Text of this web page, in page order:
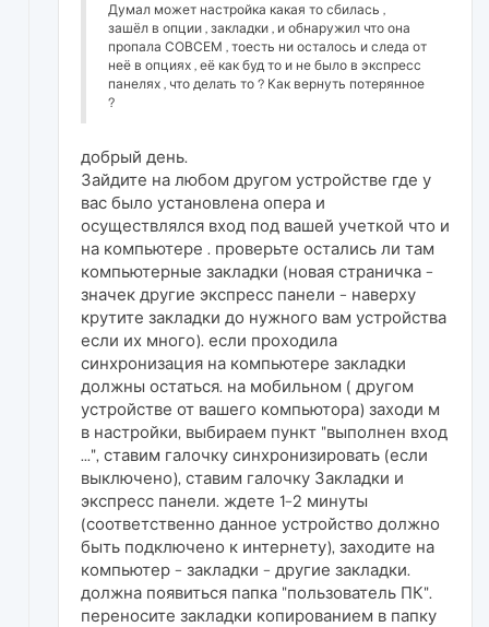
Думал может настройка какая то сбилась ,
зашёл в опции , закладки , и обнаружил что она
пропала СОВСЕМ , тоесть ни осталось и следа от
неё в опциях , её как буд то и не было в экспресс
панелях , что делать то ? Как вернуть потерянное
?
добрый день.
Зайдите на любом другом устройстве где у
вас было установлена опера и
осуществлялся вход под вашей учеткой что и
на компьютере . проверьте остались ли там
компьютерные закладки (новая страничка -
значек другие экспресс панели - наверху
крутите закладки до нужного вам устройства
если их много). если проходила
синхронизация на компьютере закладки
должны остаться. на мобильном ( другом
устройстве от вашего компьютора) заходи м
в настройки, выбираем пункт "выполнен вход
...", ставим галочку синхронизировать (если
выключено), ставим галочку Закладки и
экспресс панели. ждете 1-2 минуты
(соответственно данное устройство должно
быть подключено к интернету), заходите на
компьютер - закладки - другие закладки.
должна появиться папка "пользователь ПК".
переносите закладки копированием в папку